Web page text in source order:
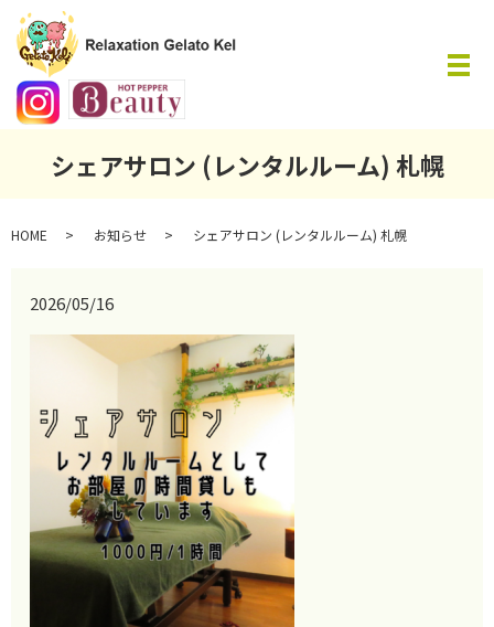
メ
シェアサロン (レンタルルーム) 札幌
HOME お知らせ シェアサロン (レンタルルーム) 札幌
2026/05/16